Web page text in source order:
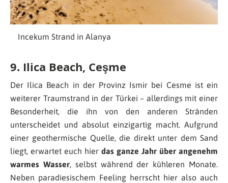
Incekum Strand in Alanya
9. Ilica Beach, Ceşme
Der Ilica Beach in der Provinz Ismir bei Cesme ist ein
weiterer Traumstrand in der Türkei – allerdings mit einer
Besonderheit, die ihn von den anderen Stränden
unterscheidet und absolut einzigartig macht. Aufgrund
einer geothermische Quelle, die direkt unter dem Sand
liegt, erwartet euch hier das ganze Jahr über angenehm
warmes Wasser, selbst während der kühleren Monate.
Neben paradiesischem Feeling herrscht hier also auch